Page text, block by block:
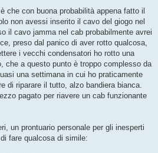
che con buona probabilità appena fatto il
non avessi inserito il cavo del giogo nel
il cavo jamma nel cab probabilmente avrei
preso dal panico di aver rotto qualcosa,
i vecchi condensatori ho rotto una
che a questo punto è troppo complesso da
una settimana in cui ho praticamente
di riparare il tutto, alzo bandiera bianca.
pagato per riavere un cab funzionante
un prontuario personale per gli inesperti
fare qualcosa di simile: